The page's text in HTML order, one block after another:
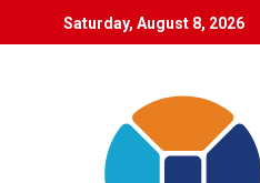
Saturday, August 8, 2026